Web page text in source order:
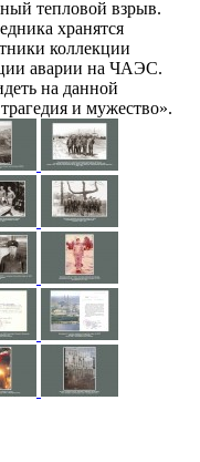
тепловой взрыв.
хранятся
коллекции
аварии на ЧАЭС.
на данной
и мужество».